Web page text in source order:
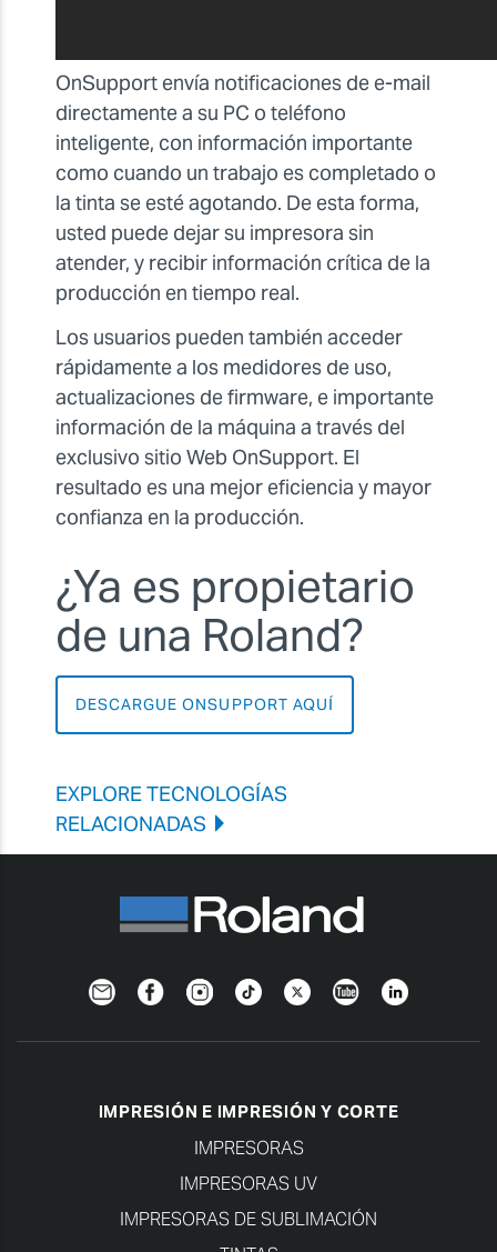
OnSupport envía notificaciones de e-mail
directamente a su PC o teléfono
inteligente, con información importante
como cuando un trabajo es completado o
la tinta se esté agotando. De esta forma,
usted puede dejar su impresora sin
atender, y recibir información crítica de la
producción en tiempo real.
Los usuarios pueden también acceder
rápidamente a los medidores de uso,
actualizaciones de firmware, e importante
información de la máquina a través del
exclusivo sitio Web OnSupport. El
resultado es una mejor eficiencia y mayor
confianza en la producción.
¿Ya es propietario
de una Roland?
DESCARGUE ONSUPPORT AQUÍ
EXPLORE TECNOLOGÍAS
RELACIONADAS
NewsletterFacebookInstagramTikTokTwitterYouTubeLinkedin
IMPRESIÓN E IMPRESIÓN Y CORTE
IMPRESORAS
IMPRESORAS UV
IMPRESORAS DE SUBLIMACIÓN